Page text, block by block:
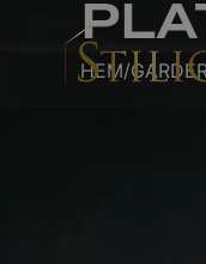
HEM/